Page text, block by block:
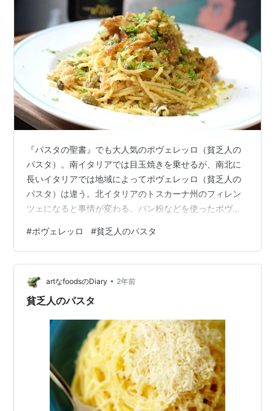
『パスタの聖書』でも大人気のポヴェレッロ（貧乏人の
パスタ）。南イタリアでは目玉焼きを乗せるが、南北に
長いイタリアでは地域によってポヴェレッロ（貧乏人の
パスタ）は違う。北イタリアのトスカーナ州のフィレン
ツェになると事情が変わる。パン粉などを使ったポヴェ
レッロの材料 北イタリアの貧乏人のパスタのレシピ 北イ
タリアのポヴェレッロの材料 バリラ1.6mm：100g パン
粉：15g アンチョビ：2フィレ オリーブ：大さじ1 ケーパ
ー：大さじ1/2 ニンニク：1片 カラブリア唐辛子：1本 イ
タリアンパセリ：適量 パスタ好きの方は材料を見たらピ
#ポヴェレッロ #貧乏人のパスタ
artなfoodsのDiary • 2年前
貧乏人のパスタ